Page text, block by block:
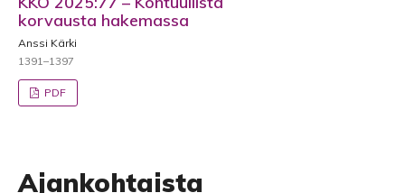
korvausta hakemassa
Anssi Kärki
1391–1397
PDF
Ajankohtaista